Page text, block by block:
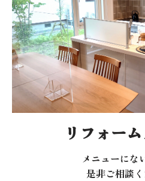
リフォー
メニューにな
是非ご相談く